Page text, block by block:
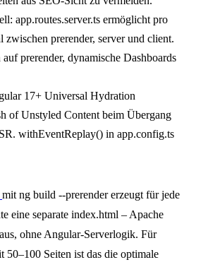
app.routes.server.ts ermöglicht pro
zwischen prerender, server und client.
prerender, dynamische Dashboards
17+ Universal Hydration
of Unstyled Content beim Übergang
withEventReplay() in app.config.ts
mit ng build --prerender erzeugt für jede
eine separate index.html – Apache
ohne Angular-Serverlogik. Für
50–100 Seiten ist das die optimale